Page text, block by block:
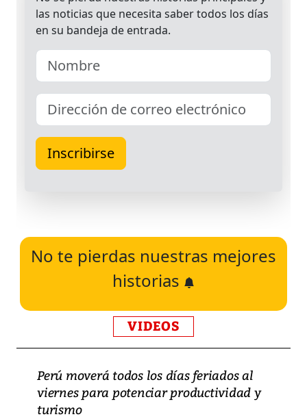
No te pierdas nuestras mejores
historias
VIDEOS
Perú moverá todos los días feriados al
viernes para potenciar productividad y
turismo